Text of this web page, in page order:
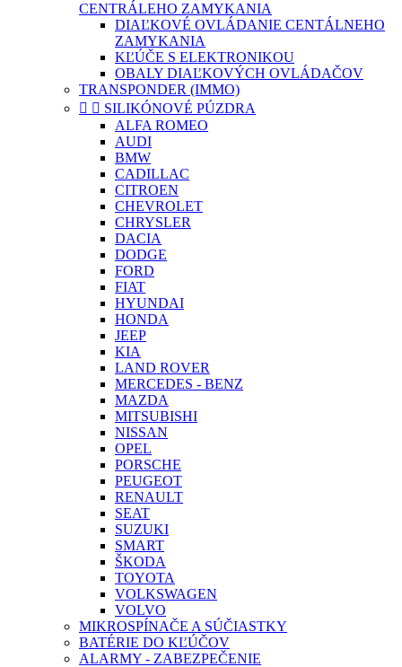
CENTRÁLEHO ZAMYKANIA
DIAĽKOVÉ OVLÁDANIE CENTÁLNEHO
ZAMYKANIA
KĽÚČE S ELEKTRONIKOU
OBALY DIAĽKOVÝCH OVLÁDAČOV
TRANSPONDER (IMMO)
  SILIKÓNOVÉ PÚZDRA
ALFA ROMEO
AUDI
BMW
CADILLAC
CITROEN
CHEVROLET
CHRYSLER
DACIA
DODGE
FORD
FIAT
HYUNDAI
HONDA
JEEP
KIA
LAND ROVER
MERCEDES - BENZ
MAZDA
MITSUBISHI
NISSAN
OPEL
PORSCHE
PEUGEOT
RENAULT
SEAT
SUZUKI
SMART
ŠKODA
TOYOTA
VOLKSWAGEN
VOLVO
MIKROSPÍNAČE A SÚČIASTKY
BATÉRIE DO KĽÚČOV
ALARMY - ZABEZPEČENIE